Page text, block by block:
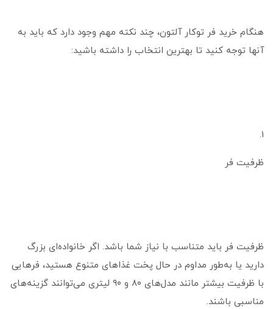
هنگام خرید فر توکار آلتون، چند نکته مهم وجود دارد که باید به
آنها توجه کنید تا بهترین انتخاب را داشته باشید:
1.
ظرفیت فر
ظرفیت فر باید متناسب با نیاز شما باشد. اگر خانواده‌ای بزرگ
دارید یا به‌طور مداوم در حال پخت غذاهای متنوع هستید، فرهایی
با ظرفیت بیشتر مانند مدل‌های ۸۰ و ۹۰ لیتری می‌توانند گزینه‌های
مناسبی باشند.